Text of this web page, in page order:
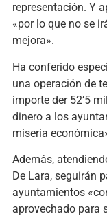
representación. Y
«por lo que no se
mejora».
Ha conferido
una operación de
importe der 52’5
dinero a los
miseria
Además,
De Lara, seguirán
ayuntamientos
aprovechado para